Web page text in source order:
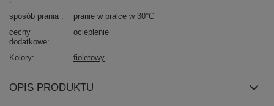
sposób prania
pranie w pralce w 30°C
cechy
dodatkowe
ocieplenie
Kolory fioletowy
OPIS PRODUKTU